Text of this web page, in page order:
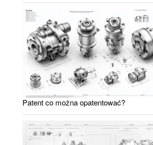
Patent co można opatentować?